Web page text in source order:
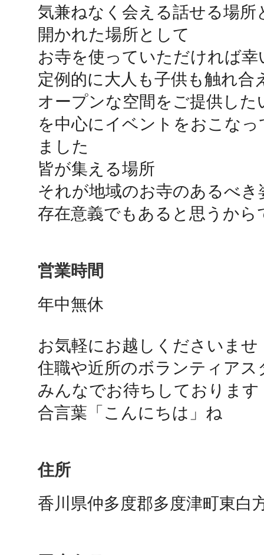
気兼ねなく会える話せる場所
開かれた場所として
お寺を使っていただければ
定例的に大人も子供も触れ合
オープンな空間をご提供した
を中心にイベントをおこな
ました
皆が集える場所
それが地域のお寺のあるべき
存在意義でもあると思うから
営業時間
年中無休
お気軽にお越しくださいませ
住職や近所のボランティアス
みんなでお待ちしております
合言葉「こんにちは」ね
住所
香川県仲多度郡多度津町東白
秋葉原
日置
高知市
多度津
八尾